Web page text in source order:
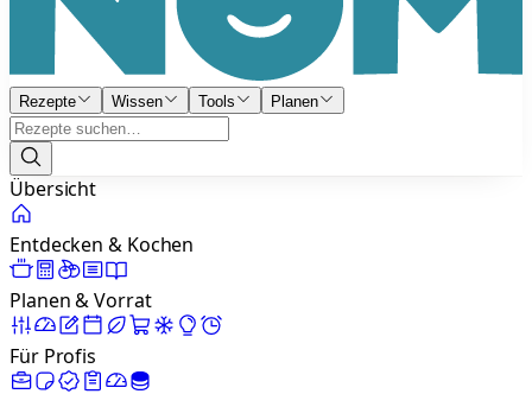
Rezepte Wissen Tools Planen
Übersicht
Entdecken & Kochen
Planen & Vorrat
Für Profis